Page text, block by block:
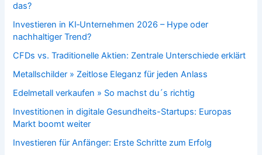
das?
Investieren in KI‑Unternehmen 2026 – Hype oder
nachhaltiger Trend?
CFDs vs. Traditionelle Aktien: Zentrale Unterschiede erklärt
Metallschilder » Zeitlose Eleganz für jeden Anlass
Edelmetall verkaufen » So machst du´s richtig
Investitionen in digitale Gesundheits-Startups: Europas
Markt boomt weiter
Investieren für Anfänger: Erste Schritte zum Erfolg